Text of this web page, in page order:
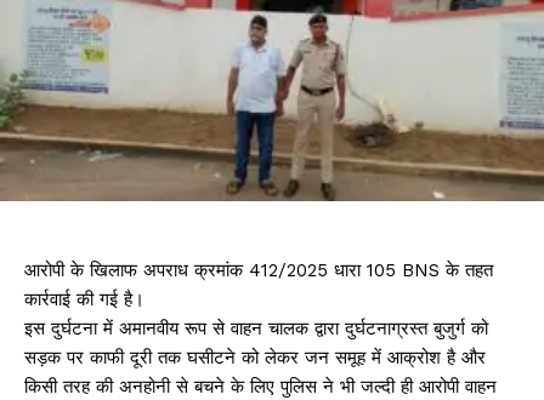
आरोपी के खिलाफ अपराध क्रमांक 412/2025 धारा 105 BNS के तहत
कार्रवाई की गई है।
इस दुर्घटना में अमानवीय रूप से वाहन चालक द्वारा दुर्घटनाग्रस्त बुजुर्ग को
सड़क पर काफी दूरी तक घसीटने को लेकर जन समूह में आक्रोश है और
किसी तरह की अनहोनी से बचने के लिए पुलिस ने भी जल्दी ही आरोपी वाहन